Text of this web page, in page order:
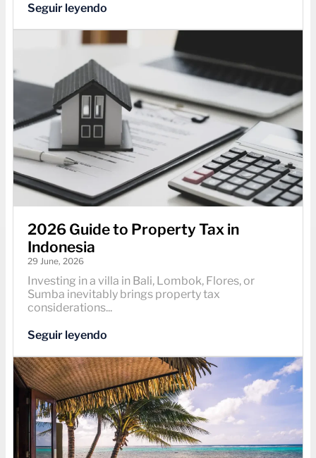
Seguir leyendo
2026 Guide to Property Tax in
Indonesia
29 June, 2026
Investing in a villa in Bali, Lombok, Flores, or
Sumba inevitably brings property tax
considerations...
Seguir leyendo